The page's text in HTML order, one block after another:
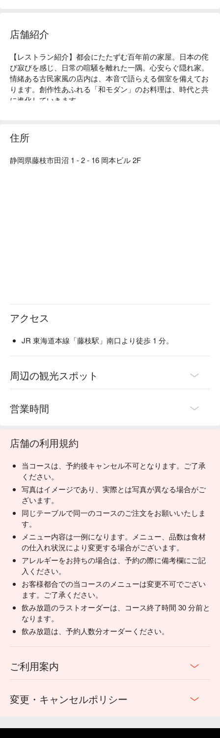
店舗紹介
【レストラン紹介】都会にたたずむ百年前の家屋。日本の侘
び寂びを感じ、日常の喧騒を離れた一隅。心安らぐ隠れ家。
情緒ある古民家風の店内は、本音で語らえる個室を備えてお
ります。創作性あふれる「和モダン」のお料理は、時代と共
に進化していきます。
た雰囲気は、私たちのお客様へ対するおもてなしの心と、た
くさんの職人達の手によって作られます。「日常の中の美」
やお酒を楽しんでいただきたいという気持ちから、木造の内
陶器のビール ：くいもの屋わんのビールは陶器で提供いた
します。和の内装と、こだわりのグラスや益子焼のお皿で大
り、血管を丈夫にする働きがあります。
住所
静岡県藤枝市田沼 1 - 2 - 16 岡本ビル 2F
アクセス
JR 東海道本線「藤枝駅」南口より徒歩 1 分。
周辺の観光スポット
営業時間
店舗の利用規約
当コースは、予約後キャンセル不可となります。ご了承
ください。
写真はイメージであり、実際とは写真が異なる場合がご
ざいます。
同じテーブルで同一のコースのご注文をお願いいたしま
す。
メニュー内容は一例になります。メニュー、品数は食材
の仕入れ状況により変更する場合がございます。
アレルギーをお持ちの場合は、予約の際に備考欄にご記
入ください。
お客様都合での当コースのメニューは変更不可でござい
ます。ご了承ください。
飲み放題のラストオーダーは、コース終了時間 30 分前と
なります。
飲み放題は、予約人数分オーダーください。
ご利用案内
変更・キャンセルポリシー